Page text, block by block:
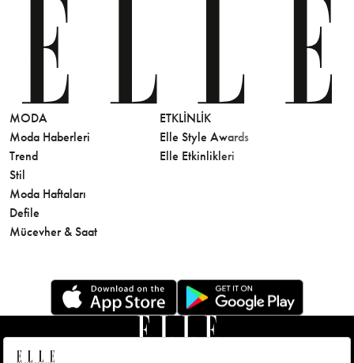
MODA
Moda Haberleri
Trend
Stil
Moda Haftaları
Defile
Mücevher & Saat
ETKLINLIK
Elle Style Awards
Elle Etkinlikleri